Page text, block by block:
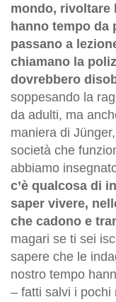
mondo, rivoltare
hanno tempo da
passano a
chiamano la
dovrebbero
soppesando la
da adulti, ma
maniera di
società che
abbiamo
c’è qualcosa di
saper vivere,
che cadono e
magari se ti sei
sapere che le
nostro tempo
– fatti salvi i pochi